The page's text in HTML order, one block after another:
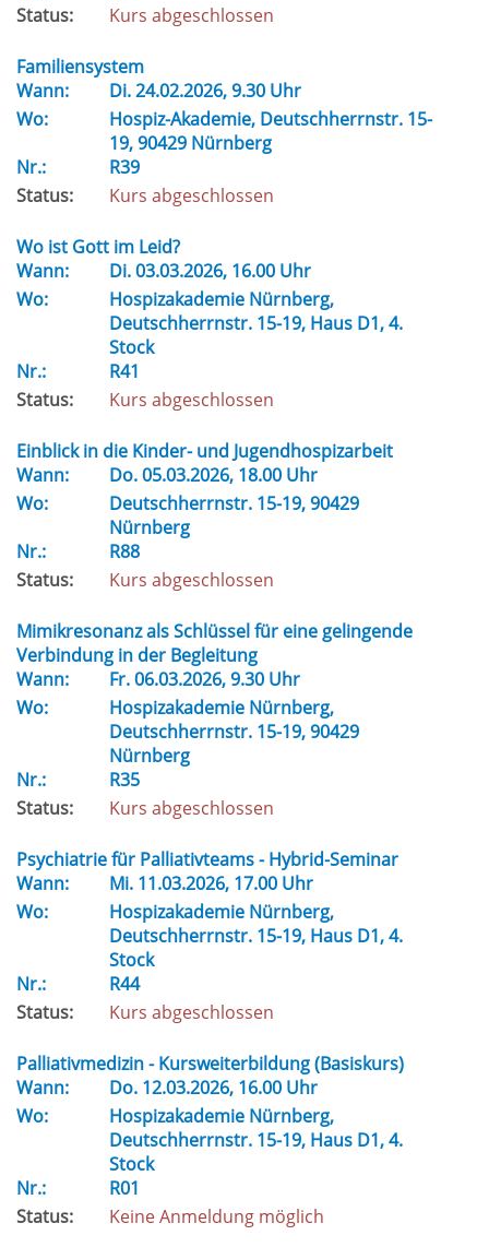
Status:
Kurs abgeschlossen
Familiensystem
Wann:
Di.24.02.2026, 9.30 Uhr
Wo:
Hospiz-Akademie, Deutschherrnstr. 15-
19, 90429 Nürnberg
Nr.:
R39
Status:
Kurs abgeschlossen
Wo ist Gott im Leid?
Wann:
Di.03.03.2026, 16.00 Uhr
Wo:
Hospizakademie Nürnberg,
Deutschherrnstr. 15-19, Haus D1, 4.
Stock
Nr.:
R41
Status:
Kurs abgeschlossen
Einblick in die Kinder- und Jugendhospizarbeit
Wann:
Do.05.03.2026, 18.00 Uhr
Wo:
Deutschherrnstr. 15-19, 90429
Nürnberg
Nr.:
R88
Status:
Kurs abgeschlossen
Mimikresonanz als Schlüssel für eine gelingende
Verbindung in der Begleitung
Wann:
Fr.06.03.2026, 9.30 Uhr
Wo:
Hospizakademie Nürnberg,
Deutschherrnstr. 15-19, 90429
Nürnberg
Nr.:
R35
Status:
Kurs abgeschlossen
Psychiatrie für Palliativteams - Hybrid-Seminar
Wann:
Mi. 11.03.2026, 17.00 Uhr
Wo:
Hospizakademie Nürnberg,
Deutschherrnstr. 15-19, Haus D1, 4.
Stock
Nr.:
R44
Status:
Kurs abgeschlossen
Palliativmedizin - Kursweiterbildung (Basiskurs)
Wann:
Do. 12.03.2026, 16.00 Uhr
Wo:
Hospizakademie Nürnberg,
Deutschherrnstr. 15-19, Haus D1, 4.
Stock
Nr.:
R01
Status:
Keine Anmeldung möglich